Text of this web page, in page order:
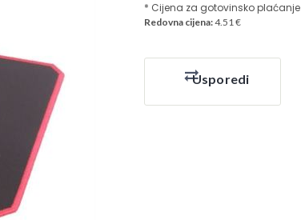
* Cijena za gotovinsko plaćanje
Redovna cijena:4.51 €
Usporedi